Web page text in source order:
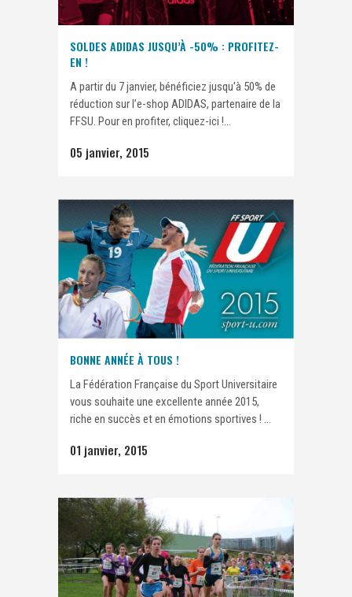
SOLDES ADIDAS JUSQU’À -50% : PROFITEZ-
EN !
A partir du 7 janvier, bénéficiez jusqu'à 50% de
réduction sur l’e-shop ADIDAS, partenaire de la
FFSU. Pour en profiter, cliquez-ici !...
05 janvier, 2015
BONNE ANNÉE À TOUS !
La Fédération Française du Sport Universitaire
vous souhaite une excellente année 2015,
riche en succès et en émotions sportives ! ...
01 janvier, 2015